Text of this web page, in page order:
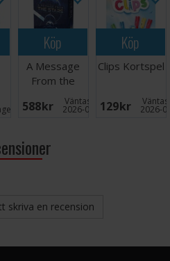
3
Köp
A Message
From the
Stars
Brädspel
588 SEK Väntas in:
2026-08-11
Köp
Clips Kortspel
129 SEK 2026-
skriva en recension